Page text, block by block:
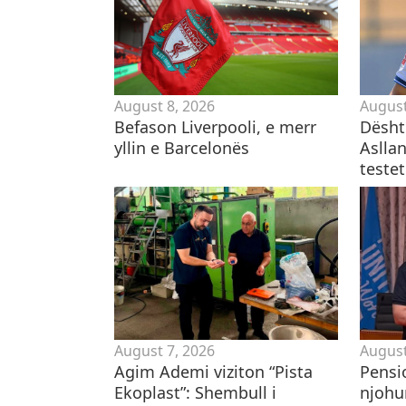
August 8, 2026
Befason Liverpooli, e merr
yllin e Barcelonës
August 7, 2026
Agim Ademi viziton “Pista
Ekoplast”: Shembull i